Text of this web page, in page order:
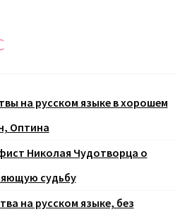
на русском языке в хорошем
Оптина
Николая Чудотворца о
судьбу
на русском языке, без